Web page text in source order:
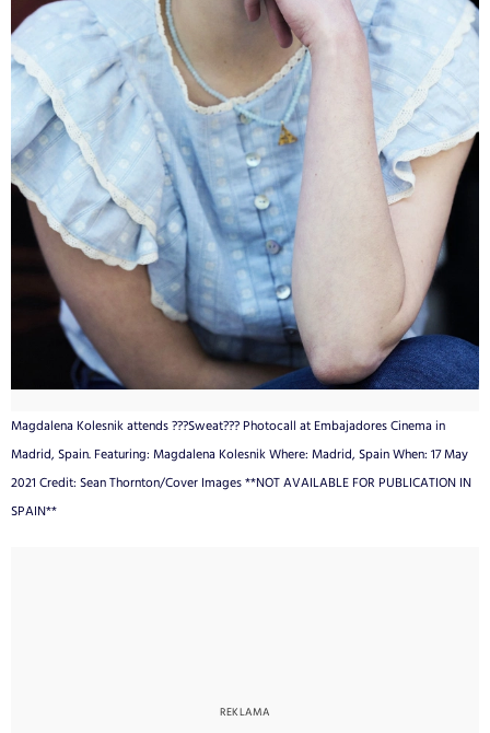
Magdalena Kolesnik attends ???Sweat??? Photocall at Embajadores Cinema in
Madrid, Spain. Featuring: Magdalena Kolesnik Where: Madrid, Spain When: 17 May
2021 Credit: Sean Thornton/Cover Images **NOT AVAILABLE FOR PUBLICATION IN
SPAIN**